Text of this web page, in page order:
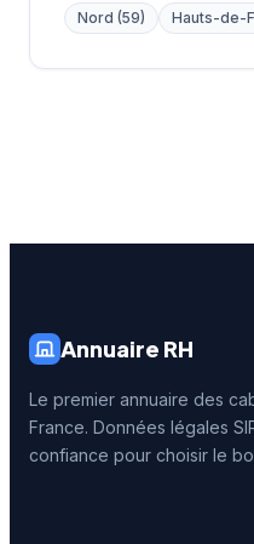
Nord (59) Hauts-de-
Annuaire RH
Le premier annuaire des
France. Données légales
confiance pour choisir le